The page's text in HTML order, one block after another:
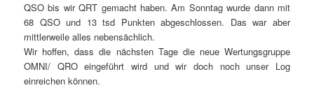
QSO bis wir QRT gemacht haben. Am Sonntag wurde dann mit
68 QSO und 13 tsd Punkten abgeschlossen. Das war aber
mittlerweile alles nebensächlich.
Wir hoffen, dass die nächsten Tage die neue Wertungsgruppe
OMNI/ QRO eingeführt wird und wir doch noch unser Log
einreichen können.